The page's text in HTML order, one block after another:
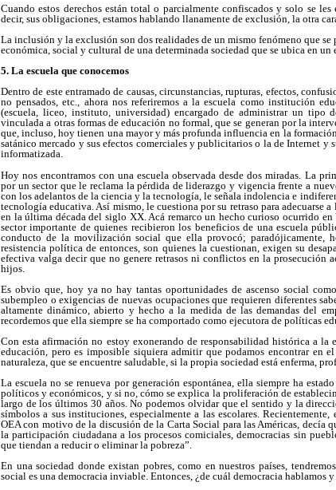
Cuando estos derechos están total o parcialmente confiscados y solo se
decir, sus obligaciones, estamos hablando llanamente de exclusión, la otra
La inclusión y la exclusión son dos realidades de un mismo fenómeno que
económica, social y cultural de una determinada sociedad que se ubica en un
5. La escuela que conocemos
Dentro de este entramado de causas, circunstancias, rupturas, efectos,
no pensados, etc., ahora nos referiremos a la escuela como institución
(escuela, liceo, instituto, universidad) encargado de administrar un tipo
vinculada a otras formas de educación no formal, que se generan por la
que, incluso, hoy tienen una mayor y más profunda influencia en la
satánico mercado y sus efectos comerciales y publicitarios o la de Internet
informatizada.
Hoy nos encontramos con una escuela observada desde dos miradas. La
por un sector que le reclama la pérdida de liderazgo y vigencia frente a
con los adelantos de la ciencia y la tecnología, le señala indolencia e
tecnología educativa. Así mismo, le cuestiona por su retraso para adecuarse
en la última década del siglo XX. Acá remarco un hecho curioso ocurrido en
sector importante de quienes recibieron los beneficios de una escuela
conducto de la movilización social que ella provocó; paradójicamente,
resistencia política de entonces, son quienes la cuestionan, exigen su
efectiva valga decir que no genere retrasos ni conflictos en la prosecución
hijos.
Es obvio que, hoy ya no hay tantas oportunidades de ascenso social
subempleo o exigencias de nuevas ocupaciones que requieren diferentes
altamente dinámico, abierto y hecho a la medida de las demandas del
recordemos que ella siempre se ha comportado como ejecutora de políticas
Con esta afirmación no estoy exonerando de responsabilidad histórica a
educación, pero es imposible siquiera admitir que podamos encontrar en
naturaleza, que se encuentre saludable, si la propia sociedad está enferma,
La escuela no se renueva por generación espontánea, ella siempre ha
políticos y económicos, y si no, cómo se explica la proliferación de
largo de los últimos 30 años. No podemos olvidar que el sentido y la
símbolos a sus instituciones, especialmente a las escolares.
OEA con motivo de la discusión de la Carta Social para las Américas, decía
la participación ciudadana a los procesos comiciales, democracias sin
que tiendan a reducir o eliminar la pobreza”.
En una sociedad donde existan pobres, como en nuestros países,
social es una democracia inviable. Entonces, ¿de cuál democracia hablamos